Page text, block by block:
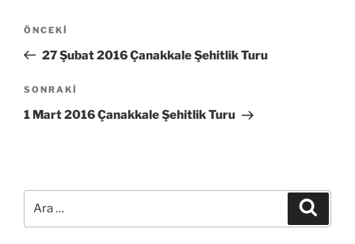
Yazı
Önceki
Yazı
ÖNCEKI
27 Şubat 2016 Çanakkale Şehitlik Turu
Sonraki
Yazı
SONRAKI
1 Mart 2016 Çanakkale Şehitlik Turu